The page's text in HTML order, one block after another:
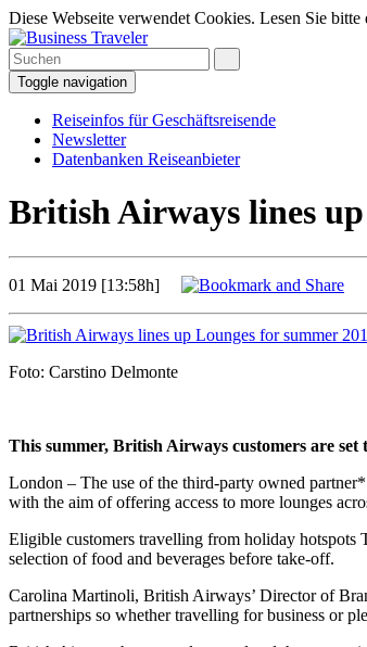
Diese Webseite verwendet Cookies. Lesen Sie
Toggle navigation
Reiseinfos für Geschäftsreisende
Newsletter
Datenbanken Reiseanbieter
British Airways lines
01 Mai 2019 [13:58h]
Foto: Carstino Delmonte
This summer, British Airways customers are set
London – The use of the third-party owned
with the aim of offering access to more lounges
Eligible customers travelling from holiday hotspots
selection of food and beverages before take-off.
Carolina Martinoli, British Airways’ Director of
partnerships so whether travelling for business or